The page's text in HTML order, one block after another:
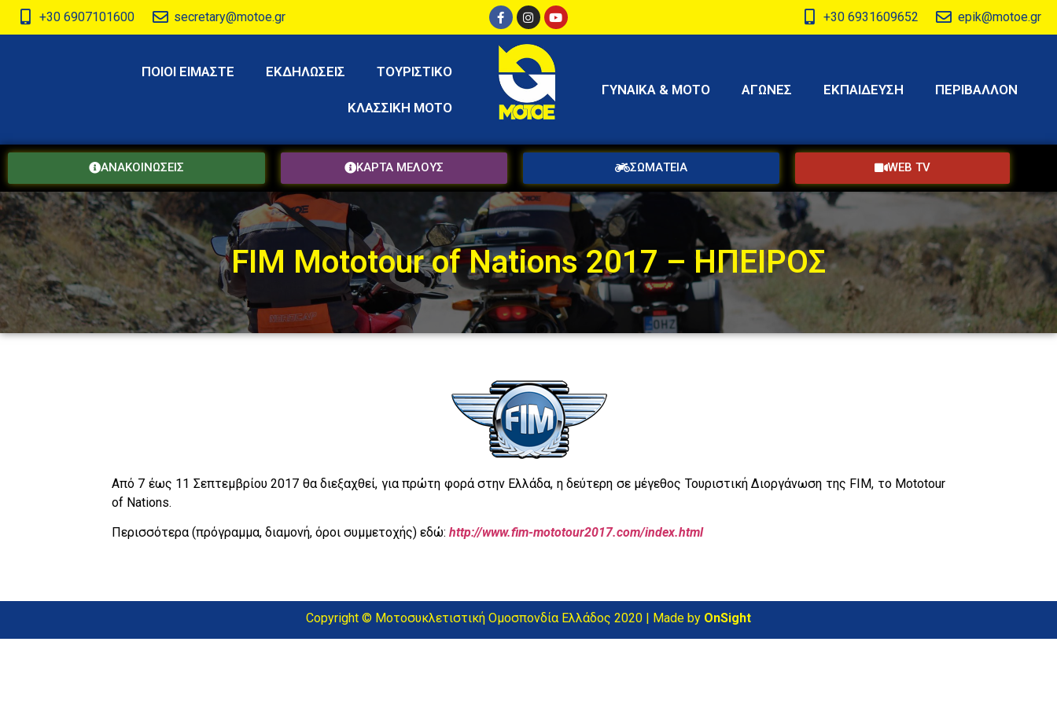
+30 6907101600 secretary@motoe.gr +30 6931609652 epik@motoe.gr
ΠΟΙΟΙ ΕΙΜΑΣΤΕ ΕΚΔΗΛΩΣΕΙΣ ΤΟΥΡΙΣΤΙΚΟ
ΚΛΑΣΣΙΚΗ ΜΟΤΟ
ΓΥΝΑΙΚΑ & ΜΟΤΟ ΑΓΩΝΕΣ ΕΚΠΑΙΔΕΥΣΗ ΠΕΡΙΒΑΛΛΟΝ
ΑΝΑΚΟΙΝΩΣΕΙΣ ΚΑΡΤΑ ΜΕΛΟΥΣ ΣΩΜΑΤΕΙΑ WEB TV
FIM Mototour of Nations 2017 – ΗΠΕΙΡΟΣ
Από 7 έως 11 Σεπτεμβρίου 2017 θα διεξαχθεί, για πρώτη φορά στην Ελλάδα, η δεύτερη σε μέγεθος Τουριστική Διοργάνωση της FIM, το Μototour
of Nations.
Περισσότερα (πρόγραμμα, διαμονή, όροι συμμετοχής) εδώ: http://www.fim-mototour2017.com/index.html
Copyright © Μοτοσυκλετιστική Ομοσπονδία Ελλάδος 2020 | Made by OnSight